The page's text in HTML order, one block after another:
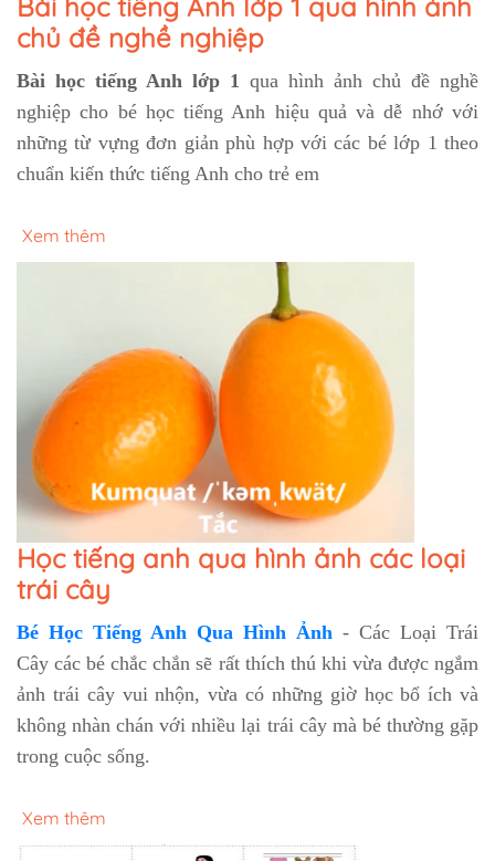
Bài học tiếng Anh lớp 1 qua hình ảnh
chủ đề nghề nghiệp
Bài học tiếng Anh lớp 1 qua hình ảnh chủ đề nghề
nghiệp cho bé học tiếng Anh hiệu quả và dễ nhớ với
những từ vựng đơn giản phù hợp với các bé lớp 1 theo
chuẩn kiến thức tiếng Anh cho trẻ em
Xem thêm
Học tiếng anh qua hình ảnh các loại
trái cây
Bé Học Tiếng Anh Qua Hình Ảnh - Các Loại Trái
Cây các bé chắc chắn sẽ rất thích thú khi vừa được ngắm
ảnh trái cây vui nhộn, vừa có những giờ học bổ ích và
không nhàn chán với nhiều lại trái cây mà bé thường gặp
trong cuộc sống.
Xem thêm